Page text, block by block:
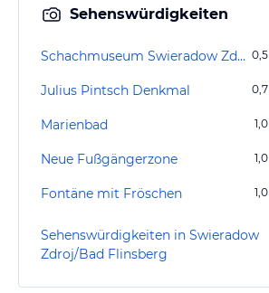
Sehenswürdigkeiten
Schachmuseum Swieradow Zdroj/Bad Flinsberg 0,5
Julius Pintsch Denkmal 0,7
Marienbad 1,0
Neue Fußgängerzone 1,0
Fontäne mit Fröschen 1,0
Sehenswürdigkeiten in Swieradow
Zdroj/Bad Flinsberg